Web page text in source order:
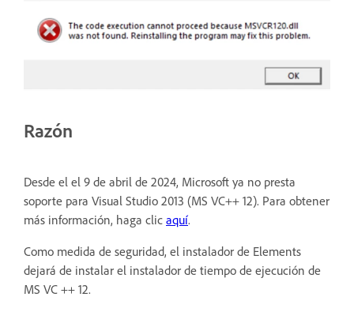
Razón
Desde el el 9 de abril de 2024, Microsoft ya no presta
soporte para Visual Studio 2013 (MS VC++ 12). Para obtener
más información, haga clic aquí.
Como medida de seguridad, el instalador de Elements
dejará de instalar el instalador de tiempo de ejecución de
MS VC ++ 12.